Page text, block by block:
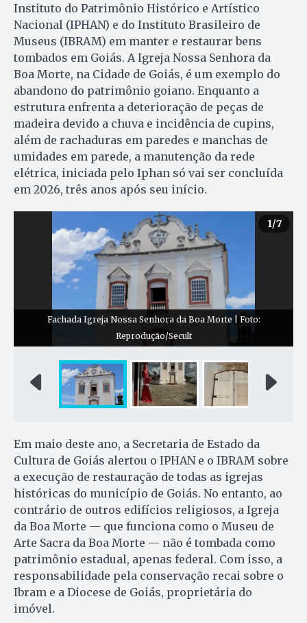
Instituto do Patrimônio Histórico e Artístico
Nacional (IPHAN) e do Instituto Brasileiro de
Museus (IBRAM) em manter e restaurar bens
tombados em Goiás. A Igreja Nossa Senhora da
Boa Morte, na Cidade de Goiás, é um exemplo do
abandono do patrimônio goiano. Enquanto a
estrutura enfrenta a deterioração de peças de
madeira devido a chuva e incidência de cupins,
além de rachaduras em paredes e manchas de
umidades em parede, a manutenção da rede
elétrica, iniciada pelo Iphan só vai ser concluída
em 2026, três anos após seu início.
1/7
Fachada Igreja Nossa Senhora da Boa Morte | Foto:
Reprodução/Secult
Em maio deste ano, a Secretaria de Estado da
Cultura de Goiás alertou o IPHAN e o IBRAM sobre
a execução de restauração de todas as igrejas
históricas do município de Goiás. No entanto, ao
contrário de outros edifícios religiosos, a Igreja
da Boa Morte — que funciona como o Museu de
Arte Sacra da Boa Morte — não é tombada como
patrimônio estadual, apenas federal. Com isso, a
responsabilidade pela conservação recai sobre o
Ibram e a Diocese de Goiás, proprietária do
imóvel.